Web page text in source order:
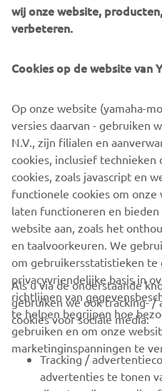
stedelijke omgevingen. Met
lage gebruikskosten en stille
mile bezorgdiensten,
bedrijven die duurzaamheid
staan.
Ontdek meer
CORPORATE
VOOR BEDRIJVEN
wij onze website,
verbeteren.
Cookies op de website van
Op onze website (yamaha-
versies daarvan - gebruiken
N.V., zijn filialen en
cookies, inclusief
cookies, zoals javascript en
functionele cookies om
laten functioneren en bieden
website aan, zoals het
en taalvoorkeuren. We
om gebruikersstatistieken te
privacyvriendelijke basis in
richtlijnen van
te helpen begrijpen hoe
gebruiken en om onze
marketinginspanningen te
Als u via de onderstaande
gebruiken we ook tracking- /
cookies voor sociale media:
Tracking /
advertenties te tonen